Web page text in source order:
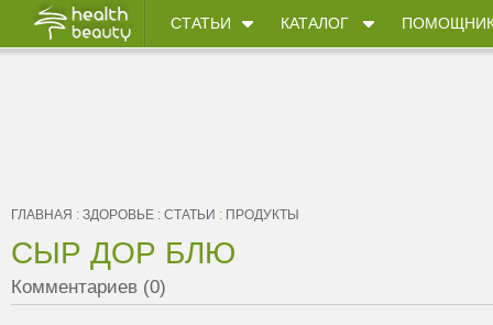
СТАТЬИ КАТАЛОГ
ГЛАВНАЯ : ЗДОРОВЬЕ : СТАТЬИ : ПРОДУКТЫ
СЫР ДОР БЛЮ
Комментариев (0)